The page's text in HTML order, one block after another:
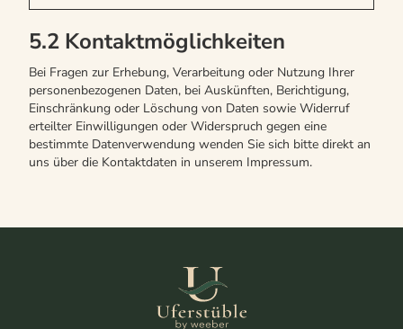
5.2 Kontaktmöglichkeiten
Bei Fragen zur Erhebung, Verarbeitung oder Nutzung Ihrer
personenbezogenen Daten, bei Auskünften, Berichtigung,
Einschränkung oder Löschung von Daten sowie Widerruf
erteilter Einwilligungen oder Widerspruch gegen eine
bestimmte Datenverwendung wenden Sie sich bitte direkt an
uns über die Kontaktdaten in unserem Impressum.